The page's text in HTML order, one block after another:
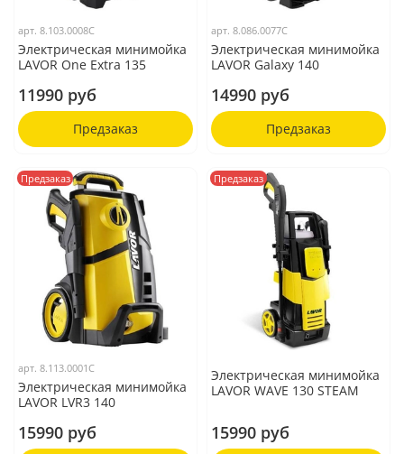
арт.8.103.0008C
Электрическая минимойка
LAVOR One Extra 135
11990 руб
Предзаказ
арт.8.086.0077C
Электрическая минимойка
LAVOR Galaxy 140
14990 руб
Предзаказ
Предзаказ
арт.8.113.0001C
Электрическая минимойка
LAVOR LVR3 140
15990 руб
Предзаказ
Электрическая минимойка
LAVOR WAVE 130 STEAM
15990 руб